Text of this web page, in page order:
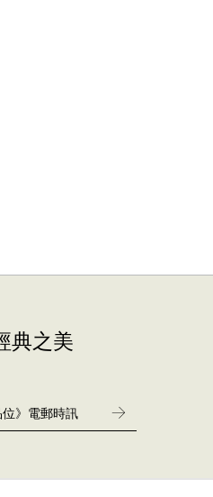
典之美